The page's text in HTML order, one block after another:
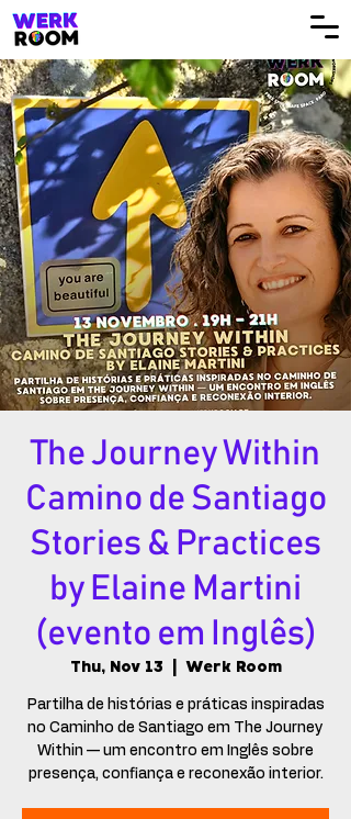
The Journey Within
Camino de Santiago
Stories & Practices
by Elaine Martini
(evento em Inglês)
Thu, Nov 13 Werk Room
Partilha de histórias e práticas inspiradas
no Caminho de Santiago em The Journey
Within — um encontro em Inglês sobre
presença, confiança e reconexão interior.